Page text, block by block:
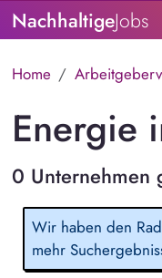
NachhaltigeJobs
Home
Energie
0 Unternehmen
Wir haben den
mehr